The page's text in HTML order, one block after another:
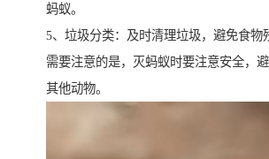
蚂蚁。
5、垃圾分类：及时清理垃圾，避免食物
需要注意的是，灭蚂蚁时要注意安全，
其他动物。